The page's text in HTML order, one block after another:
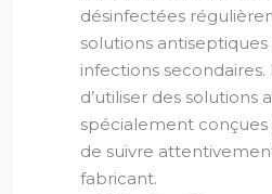
désinfectées
solutions
infections
d’utiliser des solutions
spécialement
de suivre
fabricant.